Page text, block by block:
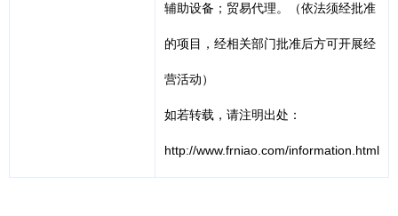
辅助设备；贸易代理。（依法须经批准
的项目，经相关部门批准后方可开展经
营活动）
如若转载，请注明出处：
http://www.frniao.com/information.html